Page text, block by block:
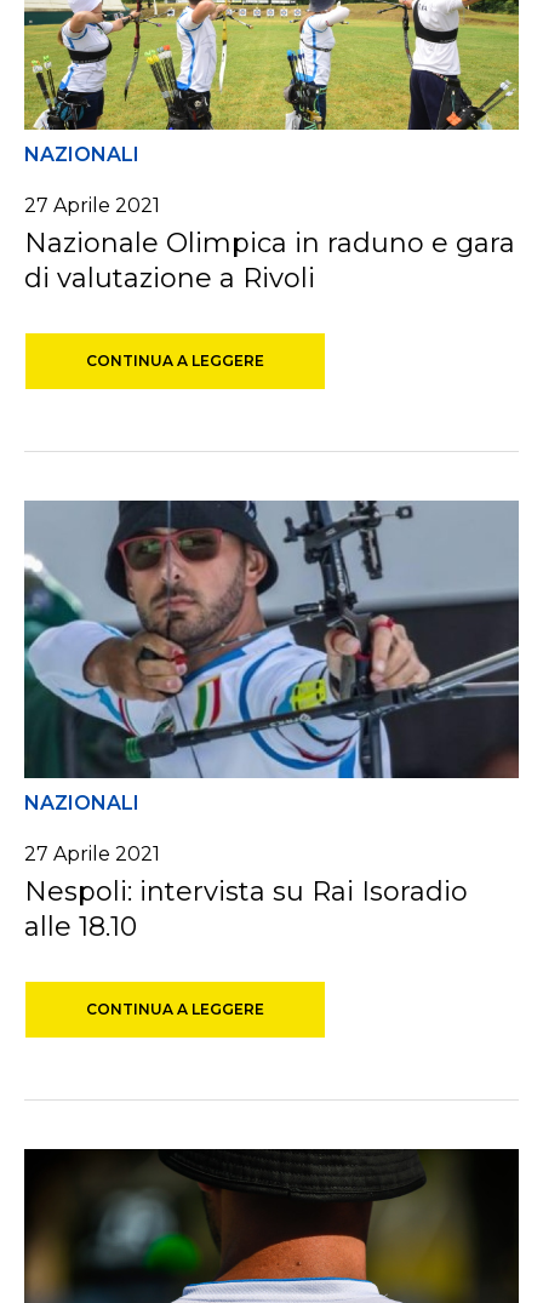
NAZIONALI
27 Aprile 2021
Nazionale Olimpica in raduno e gara
di valutazione a Rivoli
CONTINUA A LEGGERE
NAZIONALI
27 Aprile 2021
Nespoli: intervista su Rai Isoradio
alle 18.10
CONTINUA A LEGGERE